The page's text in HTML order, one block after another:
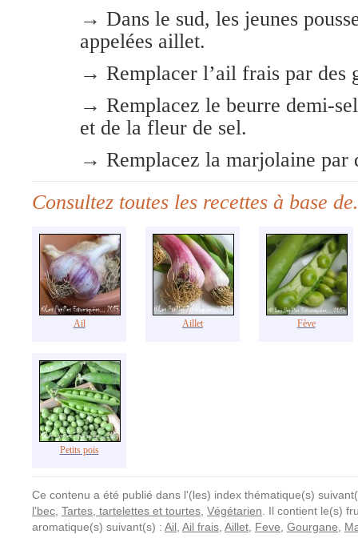
→ Dans le sud, les jeunes
appelées aillet.
→ Remplacer l’ail frais par des
→ Remplacez le beurre demi-
et de la fleur de sel.
→ Remplacez la marjolaine par
Consultez toutes les recettes à base
Ail Aillet Fève
Petits pois
Ce contenu a été publié dans l'(les) index thématique(s)
l'bec Tartes, tartelettes et tourtes Végétarien . Il contient le(s)
aromatique(s) suivant(s) : Ail Ail frais Aillet Feve Gourgane